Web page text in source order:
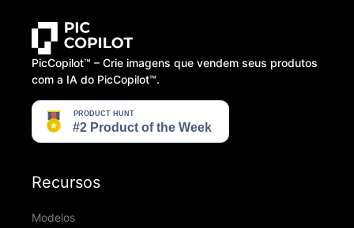
PicCopilot™️ – Crie imagens que vendem seus produtos
com a IA do PicCopilot™️.
Recursos
Modelos